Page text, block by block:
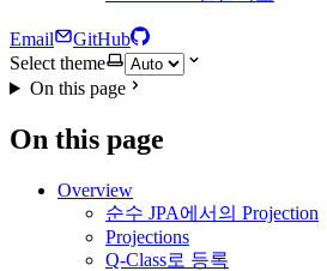
Email
GitHub
Select theme
On this page
On this page
Overview
순수 JPA에서의 Projection
Projections
Q-Class로 등록